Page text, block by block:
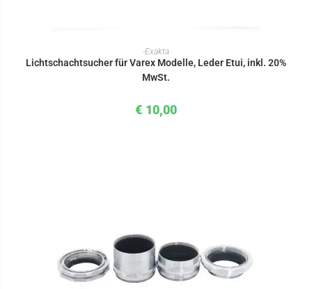
IN DEN WARENKORB
-Exakta
Lichtschachtsucher für Varex Modelle, Leder Etui, inkl. 20%
MwSt.
€ 10,00